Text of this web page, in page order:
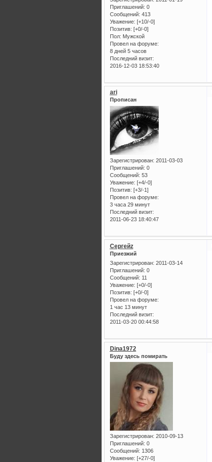
Приглашений: 0
Сообщений: 413
Уважение: [+10/-0]
Позитив: [+0/-0]
Пол: Мужской
Провел на форуме:
8 дней 5 часов
Последний визит:
2016-12-03 18:53:40
ari
Прописан
Зарегистрирован: 2011-03-03
Приглашений: 0
Сообщений: 53
Уважение: [+4/-0]
Позитив: [+3/-1]
Провел на форуме:
3 часа 29 минут
Последний визит:
2011-06-23 18:40:47
Сергейz
Приезжий
Зарегистрирован: 2011-03-14
Приглашений: 0
Сообщений: 11
Уважение: [+0/-0]
Позитив: [+0/-0]
Провел на форуме:
1 час 13 минут
Последний визит:
2011-03-20 00:44:58
Dina1972
Буду здесь помирать
Зарегистрирован: 2010-09-13
Приглашений: 0
Сообщений: 1306
Уважение: [+27/-0]